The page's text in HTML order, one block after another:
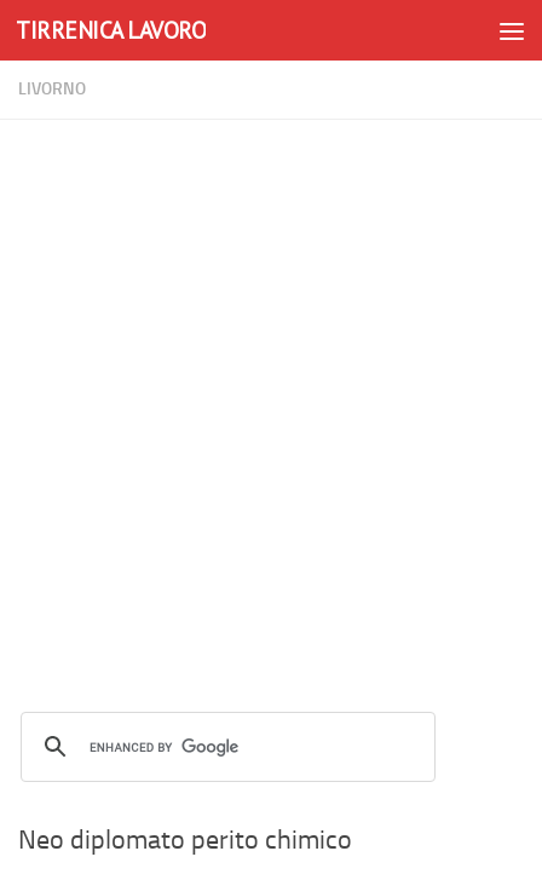
Skip to content
TIRRENICA LAVORO
LIVORNO
Neo diplomato perito chimico